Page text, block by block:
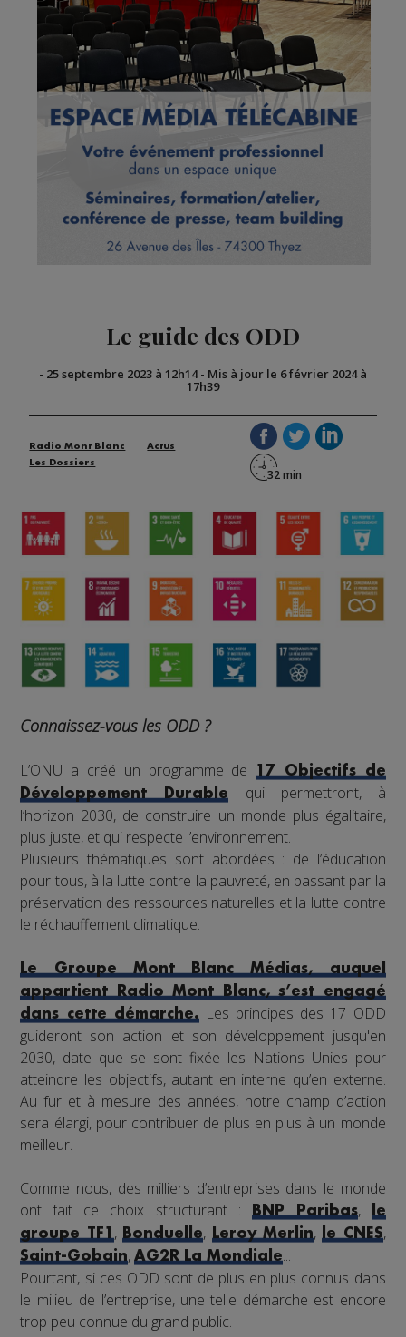
Le guide des ODD
- 25 septembre 2023 à 12h14- Mis à jour le 6 février 2024 à
17h39
Radio Mont Blanc
Actus
Les Dossiers
Connaissez-vous les ODD ?
L’ONU a créé un programme de17 Objectifs de
Développement Durable
qui permettront, à
l’horizon 2030, de construire un monde plus égalitaire,
plus juste, et qui respecte l’environnement.
Plusieurs thématiques sont abordées : de l’éducation
pour tous, à la lutte contre la pauvreté, en passant par la
préservation des ressources naturelles et la lutte contre
le réchauffement climatique.
Le Groupe Mont Blanc Médias, auquel
appartient Radio Mont Blanc, s’est engagé
dans cette démarche.Les principes des 17 ODD
guideront son action et son développement jusqu'en
2030, date que se sont fixée les Nations Unies pour
atteindre les objectifs, autant en interne qu’en externe.
Au fur et à mesure des années, notre champ d’action
sera élargi, pour contribuer de plus en plus à un monde
meilleur.
Comme nous, des milliers d’entreprises dans le monde
ont fait ce choix structurant :
BNP Paribas,
le
groupe TF1,Bonduelle, Leroy Merlin,le CNES,
Saint-Gobain,AG2R La Mondiale...
Pourtant, si ces ODD sont de plus en plus connus dans
le milieu de l’entreprise, une telle démarche est encore
trop peu connue du grand public.